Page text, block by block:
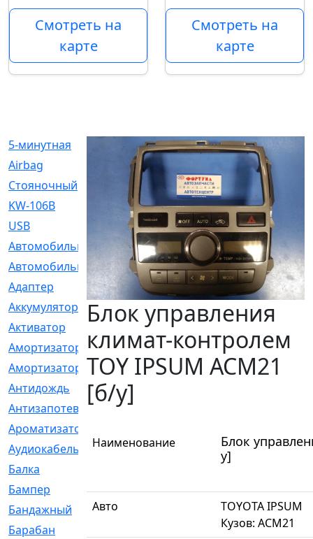
Смотреть на
карте
Смотреть на
карте
5-минутная
[1]
Airbag
[18]
Cтояночный
[1]
KW-106B
[0]
USB
[6]
Автомобильное
[6]
Автомобильный
[6]
Адаптер
[3]
Аккумулятор
[2]
Активатор
[1]
Амортизатор
[608]
Амортизаторы
[21]
Антидождь
[1]
Антизапотеватель
[1]
Ароматизатор
Аудиокабель
[2]
Балка
Бампер
[137]
Бандажный
Барабан
Блок управления
климат-контролем
TOY IPSUM ACM21
[б/у]
Наименование
Блок
у]
Авто
TOYOTA IPSUM
Кузов: ACM21